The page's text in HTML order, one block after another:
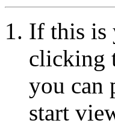
If this is
clicking
you can
start